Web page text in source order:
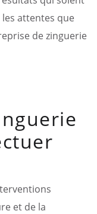
attentes que
de zinguerie
et de la